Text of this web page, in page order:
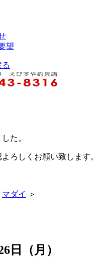
望
た。
ろしくお願い致します。
マダイ
＞
日（月）